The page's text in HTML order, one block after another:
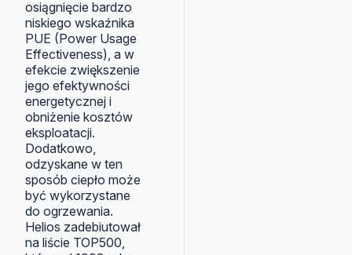
osiągnięcie bardzo
niskiego wskaźnika
PUE (Power Usage
Effectiveness), a w
efekcie zwiększenie
jego efektywności
energetycznej i
obniżenie kosztów
eksploatacji.
Dodatkowo,
odzyskane w ten
sposób ciepło może
być wykorzystane
do ogrzewania.
Helios zadebiutował
na liście TOP500,